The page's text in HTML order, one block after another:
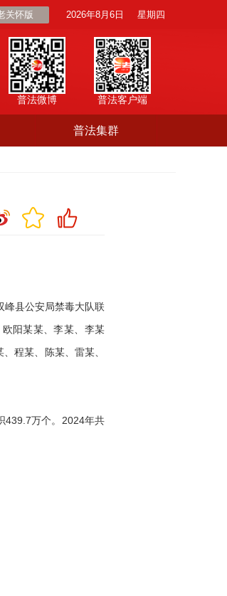
关怀版 2026年8月6日 星期四
普法客户端
普法微博
普法集群
县公安局禁毒大队联
阳某某、李某、李某
程某、陈某、雷某、
万个。2024年共